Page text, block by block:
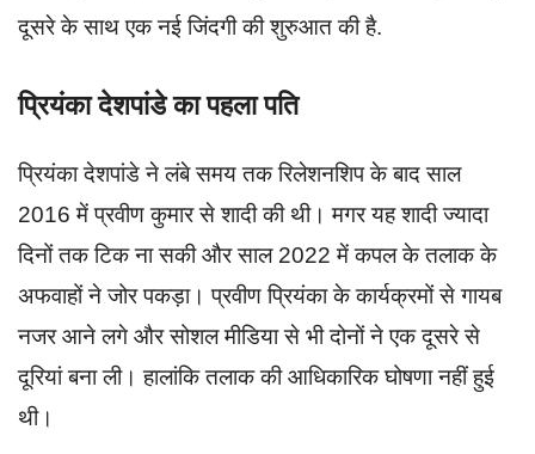
दूसरे के साथ एक नई जिंदगी की शुरुआत की है.
प्रियंका देशपांडे का पहला पति
प्रियंका देशपांडे ने लंबे समय तक रिलेशनशिप के बाद साल
2016 में प्रवीण कुमार से शादी की थी। मगर यह शादी ज्यादा
दिनों तक टिक ना सकी और साल 2022 में कपल के तलाक के
अफवाहों ने जोर पकड़ा। प्रवीण प्रियंका के कार्यक्रमों से गायब
नजर आने लगे और सोशल मीडिया से भी दोनों ने एक दूसरे से
दूरियां बना ली। हालांकि तलाक की आधिकारिक घोषणा नहीं हुई
थी।